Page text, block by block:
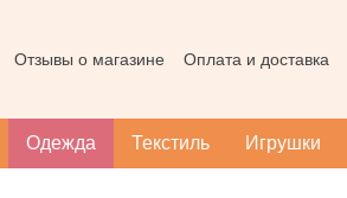
Отзывы о магазине Оплата и доставка
Одежда Текстиль Игрушки